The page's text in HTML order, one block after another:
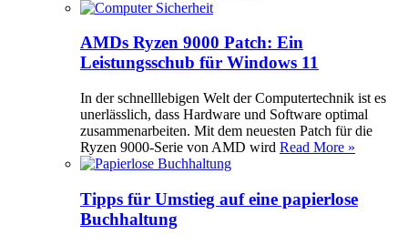
AMDs Ryzen 9000 Patch: Ein
Leistungsschub für Windows 11
In der schnelllebigen Welt der Computertechnik ist es
unerlässlich, dass Hardware und Software optimal
zusammenarbeiten. Mit dem neuesten Patch für die
Ryzen 9000-Serie von AMD wird Read More »
Tipps für Umstieg auf eine papierlose
Buchhaltung